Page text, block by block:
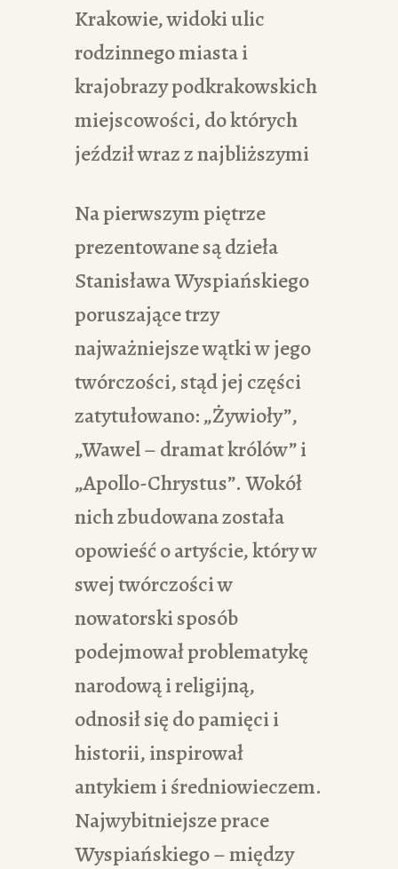
Krakowie, widoki ulic
rodzinnego miasta i
krajobrazy podkrakowskich
miejscowości, do których
jeździł wraz z najbliższymi
Na pierwszym piętrze
prezentowane są dzieła
Stanisława Wyspiańskiego
poruszające trzy
najważniejsze wątki w jego
twórczości, stąd jej części
zatytułowano: „Żywioły”,
„Wawel – dramat królów” i
„Apollo-Chrystus”. Wokół
nich zbudowana została
opowieść o artyście, który w
swej twórczości w
nowatorski sposób
podejmował problematykę
narodową i religijną,
odnosił się do pamięci i
historii, inspirował
antykiem i średniowieczem.
Najwybitniejsze prace
Wyspiańskiego – między